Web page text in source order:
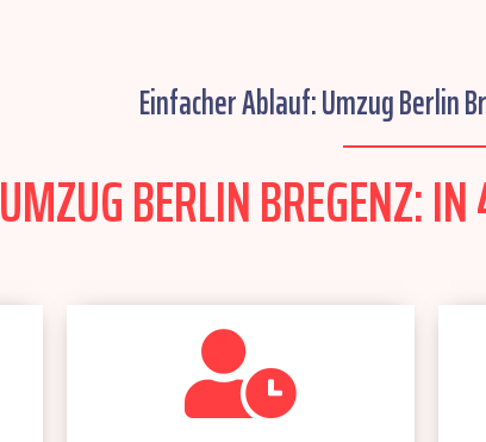
Einfacher Ablauf: Umzug Berlin
UMZUG BERLIN BREGENZ: